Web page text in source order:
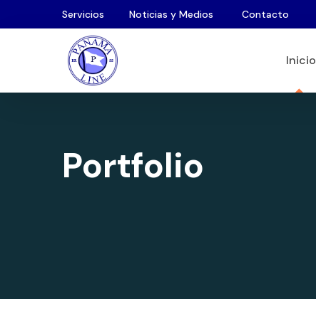
Servicios Noticias y Medios Contacto
Inicio
Portfolio